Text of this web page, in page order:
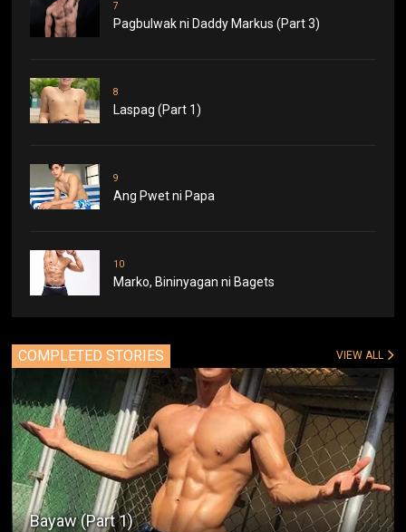
7
Pagbulwak ni Daddy Markus (Part 3)
8
Laspag (Part 1)
9
Ang Pwet ni Papa
10
Marko, Bininyagan ni Bagets
COMPLETED STORIES VIEW ALL
Bayaw (Part 1)